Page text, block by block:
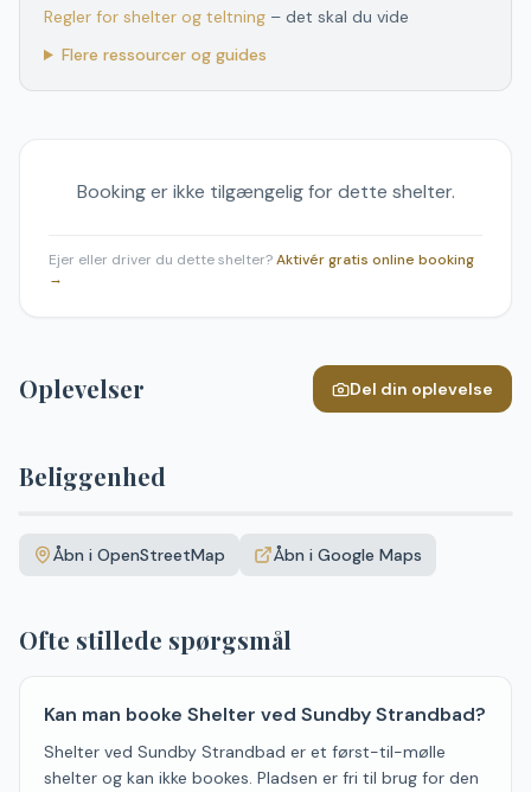
Regler for shelter og teltning – det skal du vide
Flere ressourcer og guides
Booking er ikke tilgængelig for dette shelter.
Ejer eller driver du dette shelter?Aktivér gratis online booking
→
Oplevelser Del din oplevelse
Beliggenhed
+Åbn i OpenStreetMap Åbn i Google Maps
Ofte stillede spørgsmål
Kan man booke Shelter ved Sundby Strandbad?
Shelter ved Sundby Strandbad er et først-til-mølle
shelter og kan ikke bookes. Pladsen er fri til brug for den